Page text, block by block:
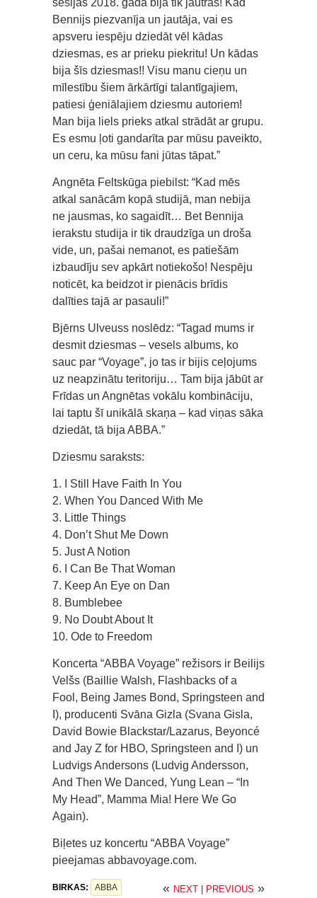
sesijas 2018. gadā bija tik jautras! Kad
Bennijs piezvanīja un jautāja, vai es
apsveru iespēju dziedāt vēl kādas
dziesmas, es ar prieku piekritu! Un kādas
bija šīs dziesmas!! Visu manu cieņu un
mīlestību šiem ārkārtīgi talantīgajiem,
patiesi ģeniālajiem dziesmu autoriem!
Man bija liels prieks atkal strādāt ar grupu.
Es esmu ļoti gandarīta par mūsu paveikto,
un ceru, ka mūsu fani jūtas tāpat.”
Angnēta Feltskūga piebilst: “Kad mēs
atkal sanācām kopā studijā, man nebija
ne jausmas, ko sagaidīt… Bet Bennija
ierakstu studija ir tik draudzīga un droša
vide, un, pašai nemanot, es patiešām
izbaudīju sev apkārt notiekošo! Nespēju
noticēt, ka beidzot ir pienācis brīdis
dalīties tajā ar pasauli!”
Bjērns Ulveuss noslēdz: “Tagad mums ir
desmit dziesmas – vesels albums, ko
sauc par “Voyage”, jo tas ir bijis ceļojums
uz neapzinātu teritoriju… Tam bija jābūt ar
Frīdas un Angnētas vokālu kombināciju,
lai taptu šī unikālā skaņa – kad viņas sāka
dziedāt, tā bija ABBA.”
Dziesmu saraksts:
1. I Still Have Faith In You
2. When You Danced With Me
3. Little Things
4. Don’t Shut Me Down
5. Just A Notion
6. I Can Be That Woman
7. Keep An Eye on Dan
8. Bumblebee
9. No Doubt About It
10. Ode to Freedom
Koncerta “ABBA Voyage” režisors ir Beilijs
Velšs (Baillie Walsh, Flashbacks of a
Fool, Being James Bond, Springsteen and
I), producenti Svāna Gizla (Svana Gisla,
David Bowie Blackstar/Lazarus, Beyoncé
and Jay Z for HBO, Springsteen and I) un
Ludvigs Andersons (Ludvig Andersson,
And Then We Danced, Yung Lean – “In
My Head”, Mamma Mia! Here We Go
Again).
Biļetes uz koncertu “ABBA Voyage”
pieejamas abbavoyage.com.
BIRKAS: ABBA « NEXT PREVIOUS »